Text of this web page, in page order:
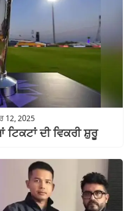
12, 2025
ਦੀ ਵਿਕਰੀ ਸ਼ੁਰੂ